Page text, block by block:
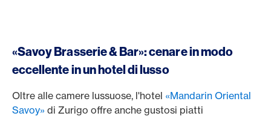
«Savoy Brasserie & Bar»: cenare in modo
eccellente in un hotel di lusso
Oltre alle camere lussuose, l'hotel «Mandarin Oriental
Savoy» di Zurigo offre anche gustosi piatti